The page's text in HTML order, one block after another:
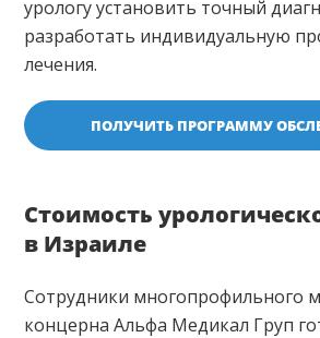
урологу установить точный
разработать индивидуальную
лечения.
ПОЛУЧИТЬ ПРОГРАММУ
Стоимость
в Израиле
Сотрудники многопрофильного
концерна Альфа Медикал Груп